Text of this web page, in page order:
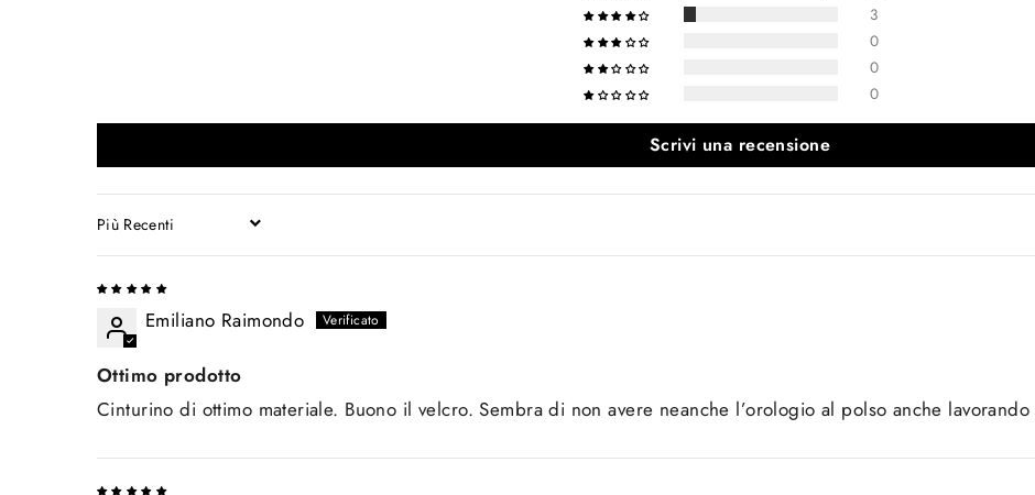
3
0
0
0
Scrivi una recensione
SORT BY
Emiliano Raimondo
Ottimo prodotto
Cinturino di ottimo materiale. Buono il velcro. Sembra di non avere neanche l’orologio al polso anche